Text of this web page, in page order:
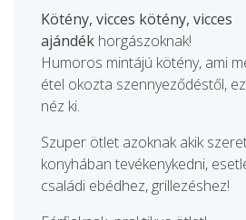
Kötény, vicces kötény, vicces
ajándék horgászoknak!
Humoros mintájú kötény, ami
étel okozta szennyeződéstől,
néz ki.
Szuper ötlet azoknak akik
konyhában tevékenykedni,
családi ebédhez, grillezéshez!